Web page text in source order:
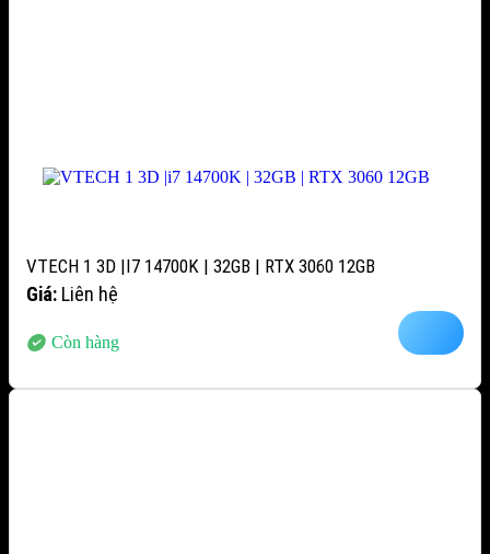
VTECH 1 3D |I7 14700K | 32GB | RTX 3060 12GB
Giá: Liên hệ
Còn hàng